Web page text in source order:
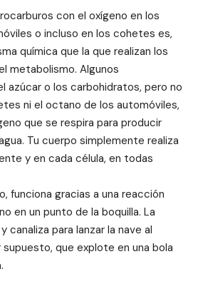
con el oxígeno en los
o incluso en los cohetes es,
química que la que realizan los
metabolismo. Algunos
azúcar o los carbohidratos, pero no
ni el octano de los automóviles,
que se respira para producir
Tu cuerpo simplemente realiza
y en cada célula, en todas
funciona gracias a una reacción
en un punto de la boquilla. La
canaliza para lanzar la nave al
que explote en una bola